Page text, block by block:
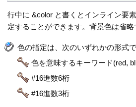
行中に &color と書くとインライン要
定することができます。背景色は省略
色の指定は、次のいずれかの形式で
色を意味するキーワード(red,
#16進数6桁
#16進数3桁